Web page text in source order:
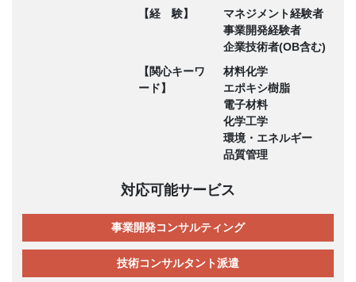
【経 験】
マネジメント経験者
事業開発経験者
企業技術者(OB含む)
【関心キーワ
ード】
材料化学
エポキシ樹脂
電子材料
化学工学
環境・エネルギー
品質管理
対応可能サービス
事業開発コンサルティング
技術コンサルタント派遣